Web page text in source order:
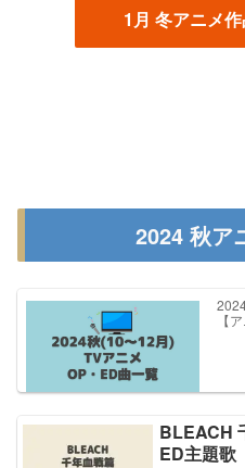
1月 冬アニメ
2024 秋ア
【
BLEACH
ED主題歌